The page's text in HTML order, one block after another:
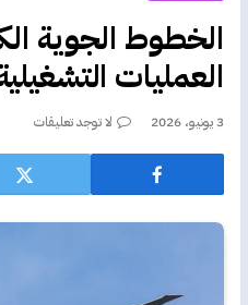
الخطوط الجوية
العمليات
3 يونيو، 2026 لا توجد تعليقات